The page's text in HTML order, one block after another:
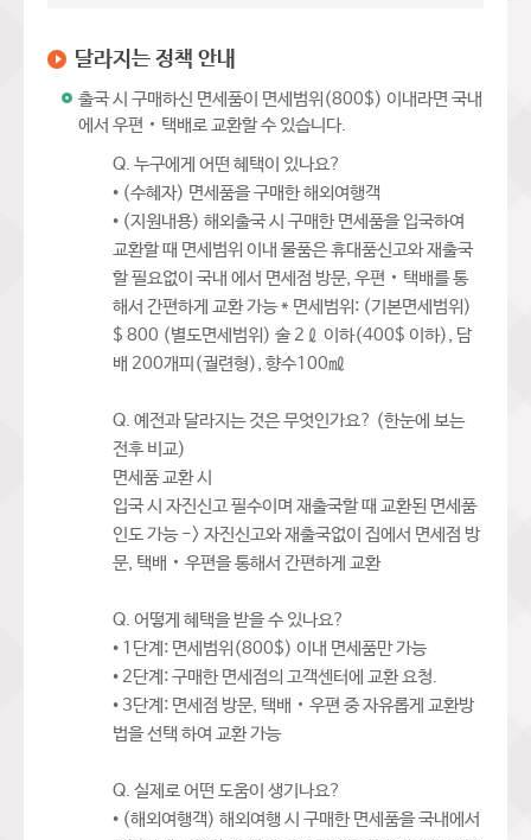
달라지는 정책 안내
출국 시 구매하신 면세품이 면세범위(800$) 이내라면 국내
에서 우편‧택배로 교환할 수 있습니다.
Q. 누구에게 어떤 혜택이 있나요?
• (수혜자) 면세품을 구매한 해외여행객
• (지원내용) 해외출국 시 구매한 면세품을 입국하여
교환할 때 면세범위 이내 물품은 휴대품신고와 재출국
할 필요없이 국내 에서 면세점 방문, 우편‧택배를 통
해서 간편하게 교환 가능 * 면세범위: (기본면세범위)
$ 800 (별도면세범위) 술 2ℓ 이하(400$ 이하), 담
배 200개피(궐련형), 향수100㎖
Q. 예전과 달라지는 것은 무엇인가요? (한눈에 보는
전후 비교)
면세품 교환 시
입국 시 자진신고 필수이며 재출국할 때 교환된 면세품
인도 가능 -> 자진신고와 재출국없이 집에서 면세점 방
문, 택배‧우편을 통해서 간편하게 교환
Q. 어떻게 혜택을 받을 수 있나요?
• 1단계: 면세범위(800$) 이내 면세품만 가능
• 2단계: 구매한 면세점의 고객센터에 교환 요청.
• 3단계: 면세점 방문, 택배‧우편 중 자유롭게 교환방
법을 선택 하여 교환 가능
Q. 실제로 어떤 도움이 생기나요?
• (해외여행객) 해외여행 시 구매한 면세품을 국내에서